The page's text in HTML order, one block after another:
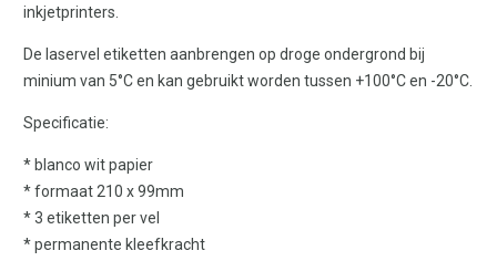
inkjetprinters.
De laservel etiketten aanbrengen op droge ondergrond bij
minium van 5°C en kan gebruikt worden tussen +100°C en -20°C.
Specificatie:
* blanco wit papier
* formaat 210 x 99mm
* 3 etiketten per vel
* permanente kleefkracht